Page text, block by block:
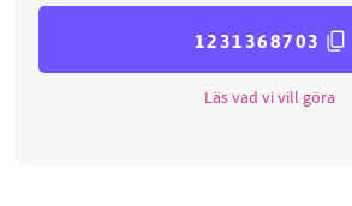
1231368703
Läs vad vi vill göra